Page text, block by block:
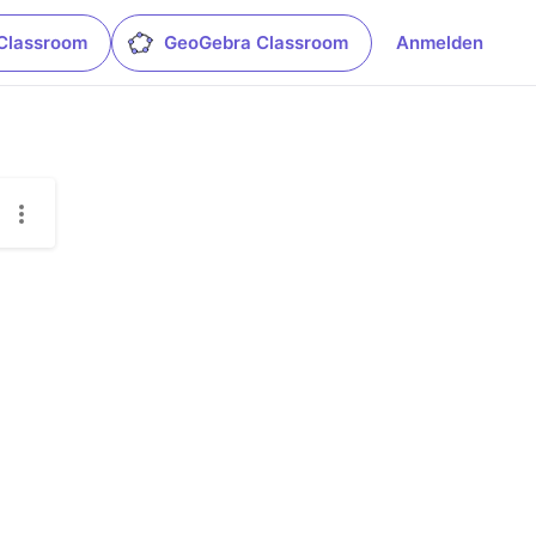
GeoGebra Classroom Anmelden